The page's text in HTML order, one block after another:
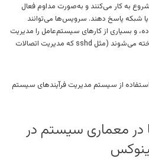
به کار می‌کنند و به‌صورت مداوم فعال
شبکه پاسخ دهند. سرویس‌ها می‌توانند
و بسیاری از کارهای سیستم‌عامل را مدیریت
کنند. دیمن‌ها معمولاً با پسوند d شناخته می‌شوند (مثل sshd که مدیریت اتصالات
از سیستم مدیریت فرآیندهای سیستم
در معماری سیستم در